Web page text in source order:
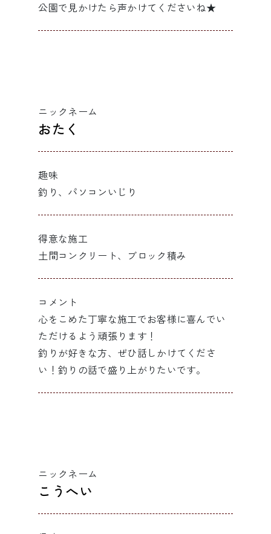
公園で見かけたら声かけてくださいね★
ニックネーム
おたく
趣味
釣り、パソコンいじり
得意な施工
土間コンクリート、ブロック積み
コメント
心をこめた丁寧な施工でお客様に喜んでい
ただけるよう頑張ります！
釣りが好きな方、ぜひ話しかけてくださ
い！釣りの話で盛り上がりたいです。
ニックネーム
こうへい